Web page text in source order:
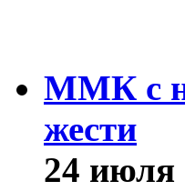
ММК с
жести
24 июля